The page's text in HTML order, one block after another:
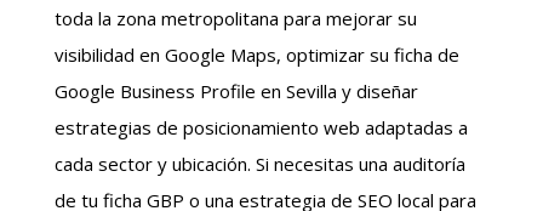
toda la zona metropolitana para mejorar su
visibilidad en Google Maps, optimizar su ficha de
Google Business Profile en Sevilla y diseñar
estrategias de posicionamiento web adaptadas a
cada sector y ubicación. Si necesitas una auditoría
de tu ficha GBP o una estrategia de SEO local para